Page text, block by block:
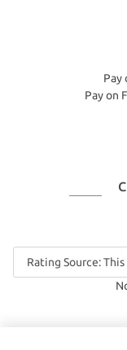
Pay
Pay on